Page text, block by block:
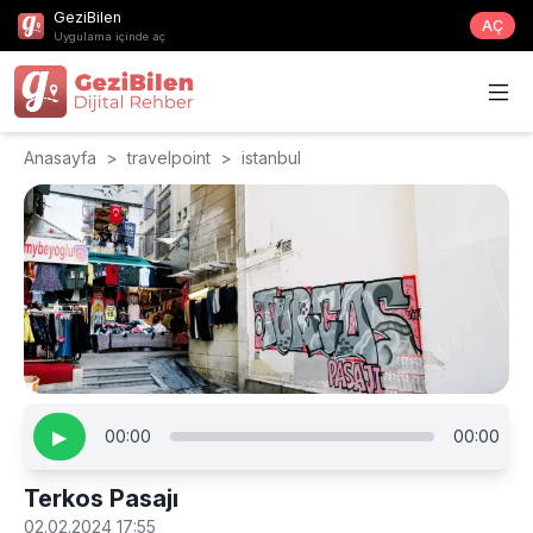
GeziBilen
Uygulama içinde aç
AÇ
Anasayfa > travelpoint > istanbul
▶ 00:00 00:00
Terkos Pasajı
02.02.2024 17:55